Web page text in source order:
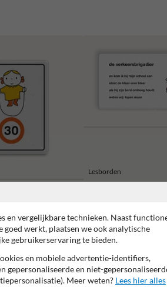
Lesborden
99% Hufterproof CE keurmerk
en vergelijkbare technieken. Naast
goed werkt, plaatsen we ook analytische
gebruikerservaring te bieden.
en mobiele advertentie-identifiers,
gepersonaliseerde en niet-
Meer weten? Lees hier alles